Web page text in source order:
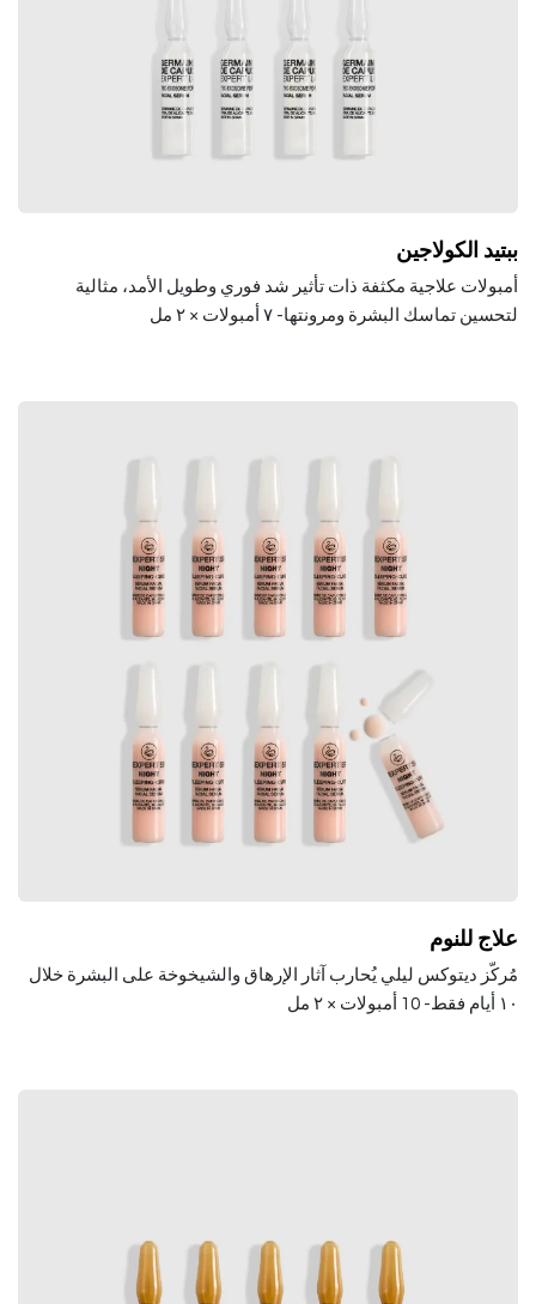
ببتيد الكولاجين
أمبولات علاجية مكثفة ذات تأثير شد فوري وطويل الأمد، مثالية
لتحسين تماسك البشرة ومرونتها- ٧ أمبولات × ٢ مل
علاج للنوم
مُركّز ديتوكس ليلي يُحارب آثار الإرهاق والشيخوخة على البشرة خلال
١٠ أيام فقط- 10
أمبولات × ٢ مل